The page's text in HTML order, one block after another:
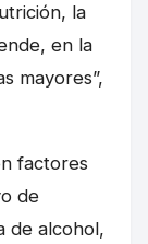
la
en la
mayores”,
factores
de
de alcohol,